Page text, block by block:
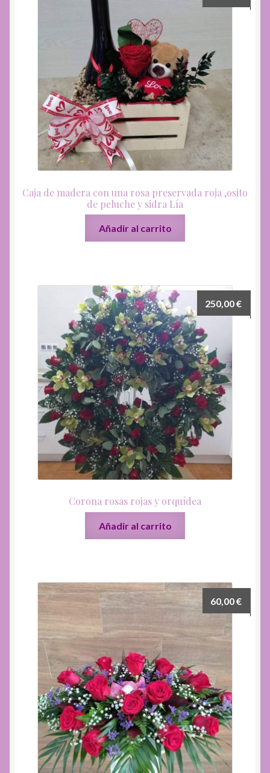
Caja de madera con una rosa preservada roja ,osito
de peluche y sidra Lía
Añadir al carrito
Corona rosas rojas y orquídea
250,00€
Añadir al carrito
60,00€